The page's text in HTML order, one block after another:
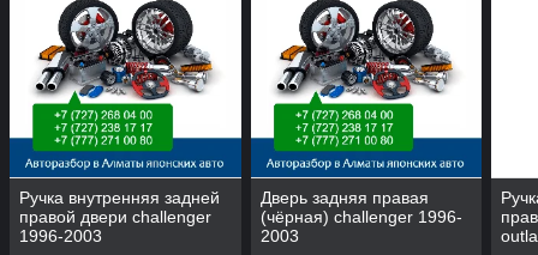
Ручка внутренняя задней
правой двери challenger
1996-2003
Дверь задняя правая
(чёрная) challenger 1996-
2003